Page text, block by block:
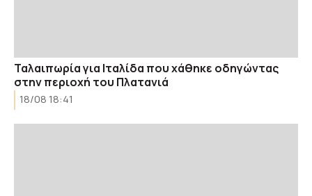
Ταλαιπωρία για Ιταλίδα που χάθηκε οδηγώντας
στην περιοχή του Πλατανιά
18/08 18:41